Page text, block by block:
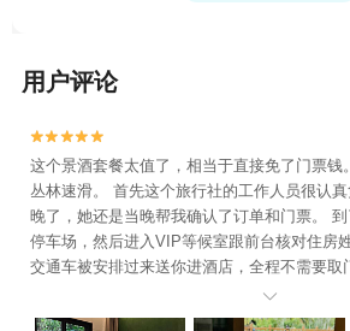
用户评论


这个景酒套餐太值了，相当于直接免了门票钱
丛林速滑。 首先这个旅行社的工作人员很认
晚了，她还是当晚帮我确认了订单和门票。
停车场，然后进入VIP等候室跟前台核对住房
交通车被安排过来送你进酒店，全程不需要取
先放下行李，直接开玩。第一天精力好的话可
概三四个小时（多带点水 到了上面就没店了
